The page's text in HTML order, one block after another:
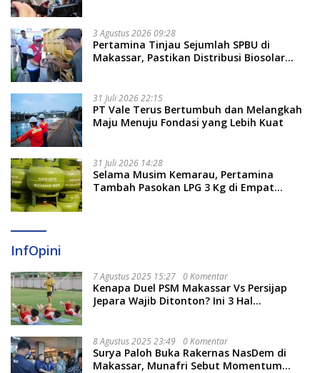
3 Agustus 2026 09:28
Pertamina Tinjau Sejumlah SPBU di
Makassar, Pastikan Distribusi Biosolar
31 Juli 2026 22:15
PT Vale Terus Bertumbuh dan Melangkah
Maju Menuju Fondasi yang Lebih Kuat
31 Juli 2026 14:28
Selama Musim Kemarau, Pertamina
Tambah Pasokan LPG 3 Kg di Empat
InfOpini
7 Agustus 2025 15:27 0 Komentar
Kenapa Duel PSM Makassar Vs Persijap
Jepara Wajib Ditonton? Ini 3 Hal
8 Agustus 2025 23:49 0 Komentar
Surya Paloh Buka Rakernas NasDem di
Makassar, Munafri Sebut Momentum